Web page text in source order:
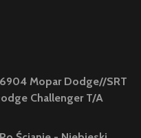
Mopar Dodge//SRT
Challenger T/A